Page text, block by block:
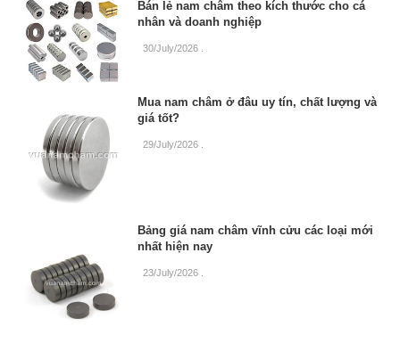
Bán lẻ nam châm theo kích thước cho cá
nhân và doanh nghiệp
30/July/2026 .
Mua nam châm ở đâu uy tín, chất lượng và
giá tốt?
29/July/2026
Bảng giá nam châm vĩnh cửu các loại mới
nhất hiện nay
23/July/2026